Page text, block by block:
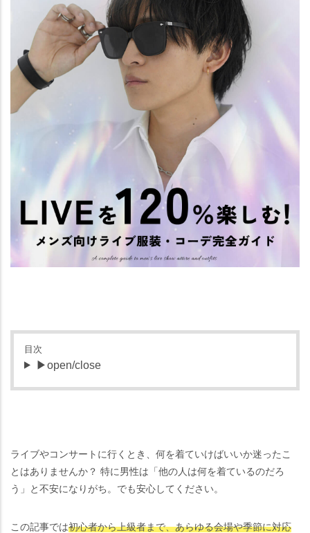
目次
▶open/close
ライブやコンサートに行くとき、何を着ていけばいいか迷ったこ
とはありませんか？ 特に男性は「他の人は何を着ているのだろ
う」と不安になりがち。でも安心してください。
この記事では初心者から上級者まで、あらゆる会場や季節に対応